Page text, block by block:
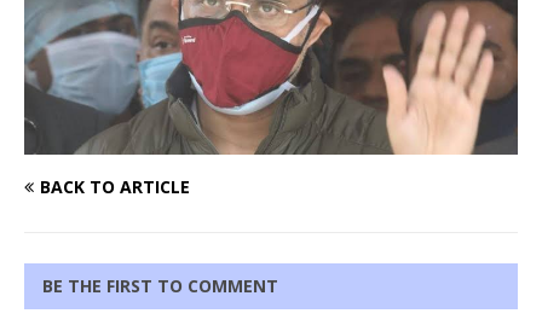
BACK TO ARTICLE
BE THE FIRST TO COMMENT